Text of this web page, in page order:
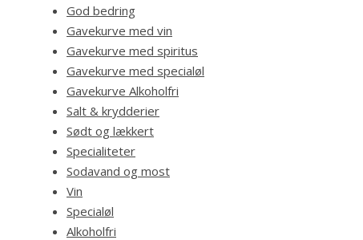
God bedring
Gavekurve med vin
Gavekurve med spiritus
Gavekurve med specialøl
Gavekurve Alkoholfri
Salt & krydderier
Sødt og lækkert
Specialiteter
Sodavand og most
Vin
Specialøl
Alkoholfri